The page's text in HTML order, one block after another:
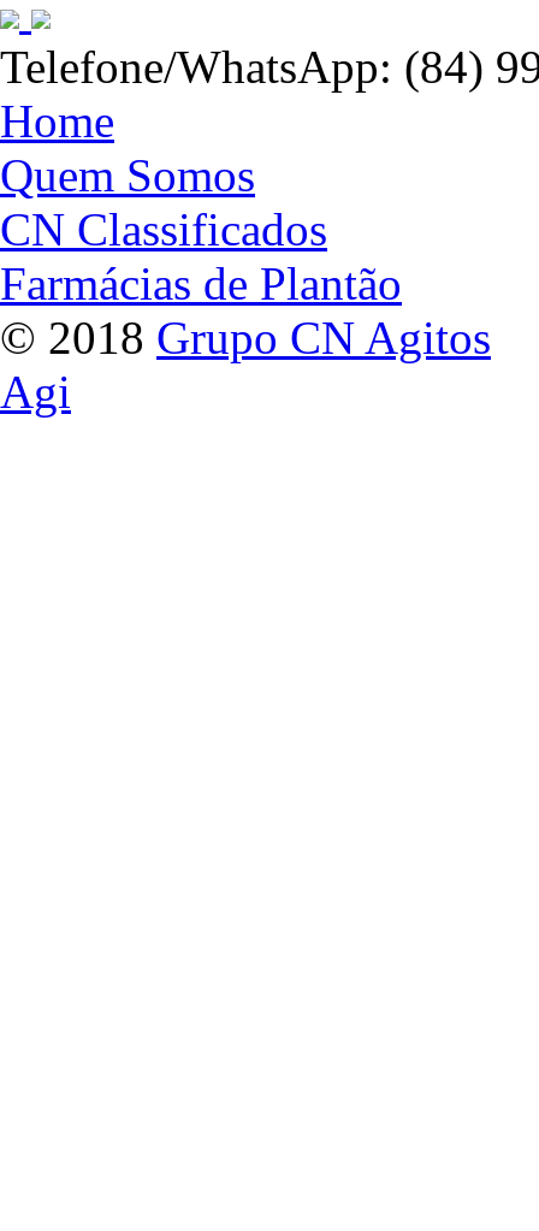
Telefone/WhatsApp: (84)
Home
Quem Somos
CN Classificados
Farmácias de Plantão
© 2018 Grupo CN Agitos
Agi